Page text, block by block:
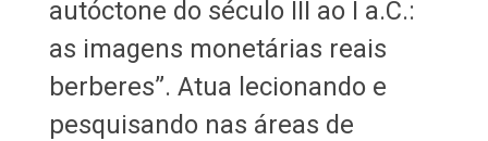
autóctone do século III ao I a.C.:
as imagens monetárias reais
berberes”. Atua lecionando e
pesquisando nas áreas de